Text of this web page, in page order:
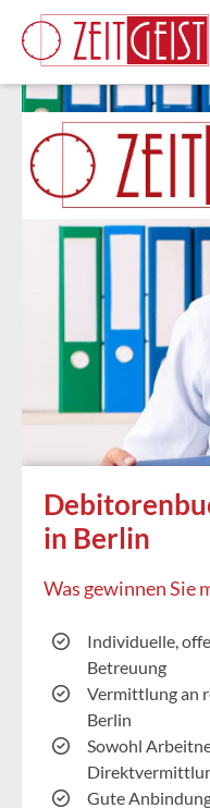
Coveto Test